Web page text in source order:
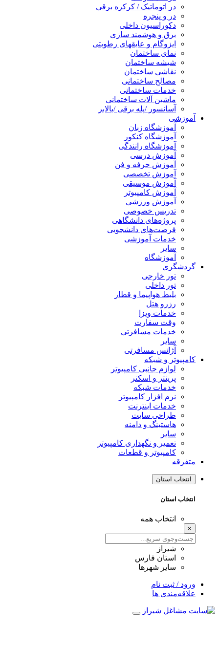
در اتوماتیک / کرکره برقی
در و پنجره
دکوراسیون داخلی
برق و هوشمند سازی
ایزوگام و عایقهای رطوبتی
نمای ساختمان
شیشه ساختمان
نقاشی ساختمان
مصالح ساختمانی
خدمات ساختمانی
ماشین آلات ساختمانی
آسانسور /پله برقی /بالابر
آموزشی
آموزشگاه زبان
آموزشگاه کنکور
آموزشگاه رانندگی
آموزش درسی
آموزش حرفه و فن
آموزش تخصصی
آموزش موسیقی
آموزش کامپیوتر
آموزش ورزشی
تدریس خصوصی
پروژه‌های دانشگاهی
فرصت‌های دانشجویی
خدمات آموزشی
سایر
آموزشگاه
گردشگری
تور خارجی
تور داخلی
بلیط هواپیما و قطار
رزرو هتل
خدمات ویزا
وقت سفارت
خدمات مسافرتی
سایر
آژانس مسافرتی
کامپیوتر و شبکه
لوازم جانبی کامپیوتر
پرینتر و اسکنر
خدمات شبکه
نرم افزار کامپیوتر
خدمات اینترنت
طراحی سایت
هاستینگ و دامنه
سایر
تعمیر و نگهداری کامپیوتر
کامپیوتر و قطعات
متفرقه
انتخاب استان
انتخاب استان
انتخاب همه
×
شیراز
استان فارس
سایر شهرها
ورود / ثبت نام
علاقه‌مندی ها